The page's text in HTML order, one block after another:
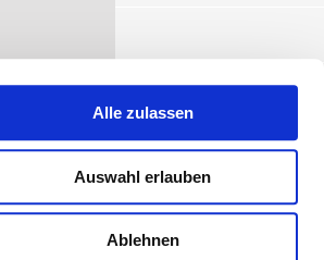
Alle zulassen
Auswahl erlauben
Ablehnen
Login